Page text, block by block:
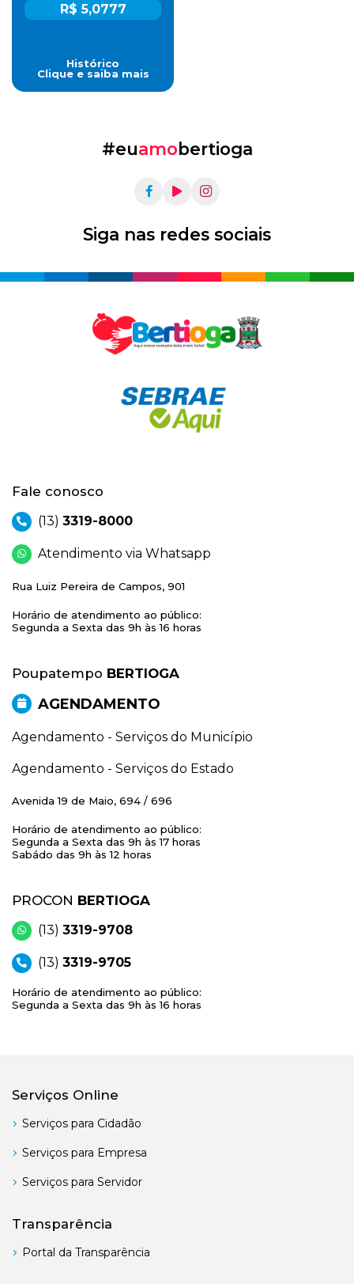
R$ 5,0777
Histórico
Clique e saiba mais
#euamobertioga
Siga nas redes sociais
Fale conosco
(13) 3319-8000
Atendimento via Whatsapp
Rua Luiz Pereira de Campos, 901
Horário de atendimento ao público:
Segunda a Sexta das 9h às 16 horas
Poupatempo BERTIOGA
AGENDAMENTO
Agendamento - Serviços do Município
Agendamento - Serviços do Estado
Avenida 19 de Maio, 694 / 696
Horário de atendimento ao público:
Segunda a Sexta das 9h às 17 horas
Sabádo das 9h às 12 horas
PROCON BERTIOGA
(13) 3319-9708
(13) 3319-9705
Horário de atendimento ao público:
Segunda a Sexta das 9h às 16 horas
Serviços Online
Serviços para Cidadão
Serviços para Empresa
Serviços para Servidor
Transparência
Portal da Transparência